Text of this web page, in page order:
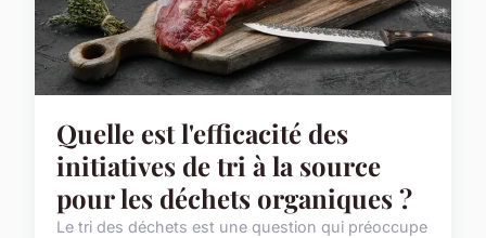
Quelle est l'efficacité des
initiatives de tri à la source
pour les déchets organiques ?
Le tri des déchets est une question qui préoccupe